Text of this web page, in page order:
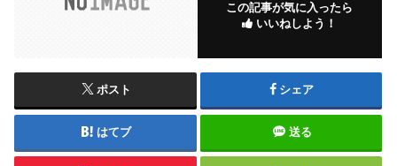
この記事が気に入ったら
いいねしよう！
ポスト シェア
はてブ 送る